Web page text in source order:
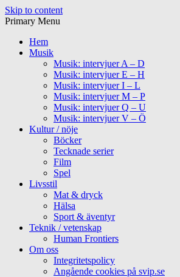
Skip to content
Primary Menu
Hem
Musik
Musik: intervjuer A – D
Musik: intervjuer E – H
Musik: intervjuer I – L
Musik: intervjuer M – P
Musik: intervjuer Q – U
Musik: intervjuer V – Ö
Kultur / nöje
Böcker
Tecknade serier
Film
Spel
Livsstil
Mat & dryck
Hälsa
Sport & äventyr
Teknik / vetenskap
Human Frontiers
Om oss
Integritetspolicy
Angående cookies på svip.se